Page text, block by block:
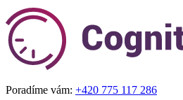
Poradíme vám: +420 775 117 286